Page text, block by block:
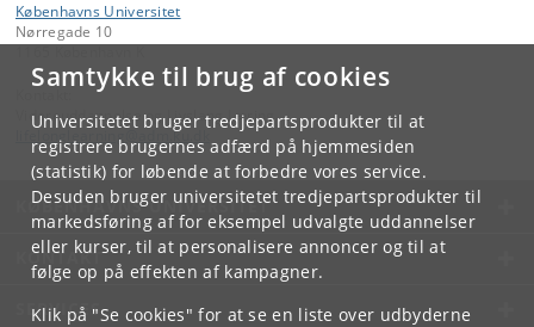
Samtykke til brug af cookies
Universitetet bruger tredjepartsprodukter til at
registrere brugernes adfærd på hjemmesiden
(statistik) for løbende at forbedre vores service.
Desuden bruger universitetet tredjepartsprodukter til
markedsføring af for eksempel udvalgte uddannelser
eller kurser, til at personalisere annoncer og til at
følge op på effekten af kampagner.
Klik på "Se cookies" for at se en liste over udbyderne
Københavns Universitet
Nørregade 10
Videreuddannelse og Livslang Læring
.ku
KØBENHAVNS UNIVERSITET
KONTAKT
SERVICES